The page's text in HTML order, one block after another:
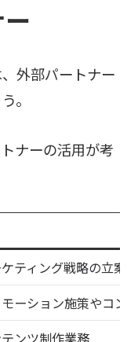
外部パートナー
。
ナーの活用が考
ティング戦略の立案
ーション施策やコン
ンツ制作業務